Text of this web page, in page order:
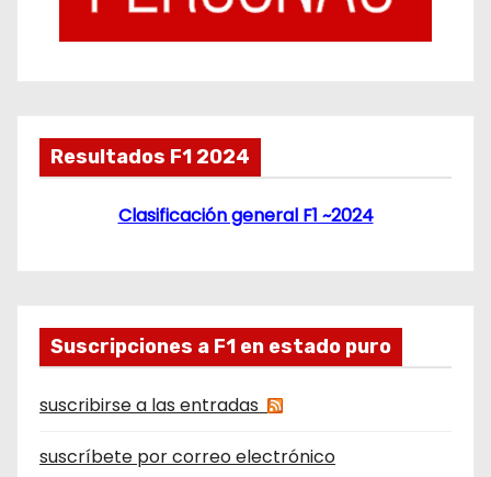
Resultados F1 2024
Clasificación general F1 ~2024
Suscripciones a F1 en estado puro
suscribirse a las entradas
suscríbete por correo electrónico